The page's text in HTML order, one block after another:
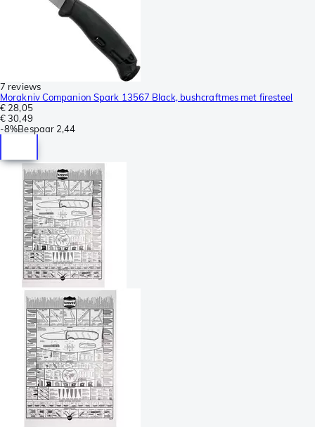
7 reviews
Morakniv Companion Spark 13567 Black, bushcraftmes met firesteel
€ 28,05
€ 30,49
-8%Bespaar 2,44